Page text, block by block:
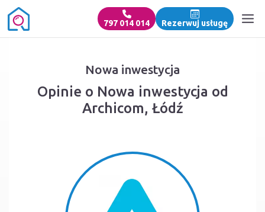
797 014 014 Rezerwuj usługę
Nowa inwestycja
Opinie o Nowa inwestycja od
Archicom, Łódź